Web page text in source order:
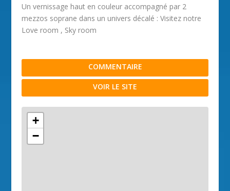
Un vernissage haut en couleur accompagné par 2
mezzos soprane dans un univers décalé : Visitez notre
Love room , Sky room
COMMENTAIRE
VOIR LE SITE
+
−